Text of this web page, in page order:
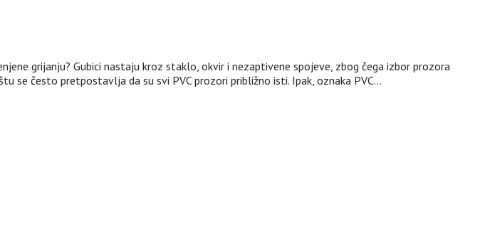
grijanju? Gubici nastaju kroz staklo, okvir i nezaptivene spojeve, zbog čega izbor prozora
se često pretpostavlja da su svi PVC prozori približno isti. Ipak, oznaka PVC…